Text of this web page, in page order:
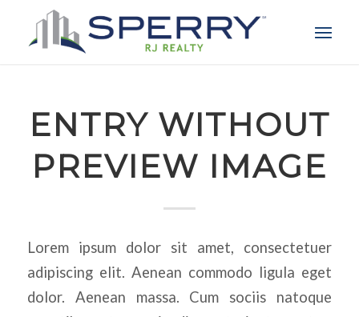
ENTRY WITHOUT
PREVIEW IMAGE
Lorem ipsum dolor sit amet, consectetuer
adipiscing elit. Aenean commodo ligula eget
dolor. Aenean massa. Cum sociis natoque